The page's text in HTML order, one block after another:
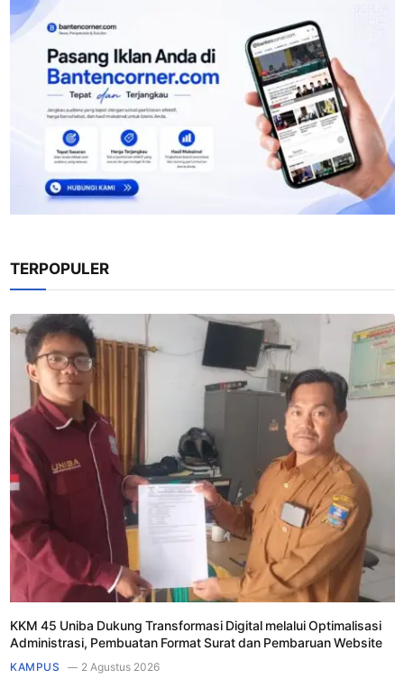
TERPOPULER
KKM 45 Uniba Dukung Transformasi Digital melalui Optimalisasi
Administrasi, Pembuatan Format Surat dan Pembaruan Website
KAMPUS 2 Agustus 2026